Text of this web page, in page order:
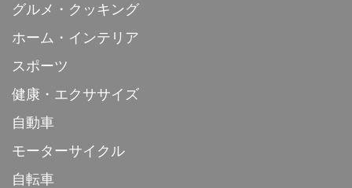
グルメ・クッキング
ホーム・インテリア
スポーツ
健康・エクササイズ
自動車
モーターサイクル
自転車